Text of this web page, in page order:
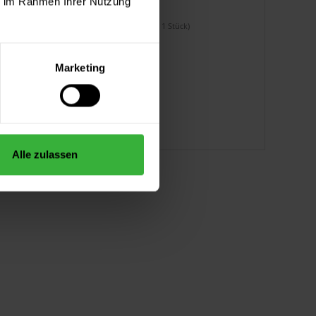
Marketing
Alle zulassen
7,99 €
(4,00 € / 1 Stück)